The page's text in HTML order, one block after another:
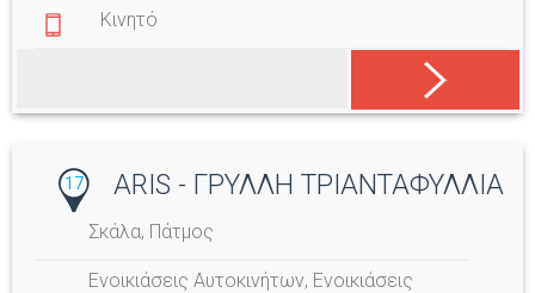
Κινητό
17 ARIS - ΓΡΥΛΛΗ ΤΡΙΑΝΤΑΦΥΛΛΙΑ
Σκάλα, Πάτμος
Ενοικιάσεις Αυτοκινήτων, Ενοικιάσεις